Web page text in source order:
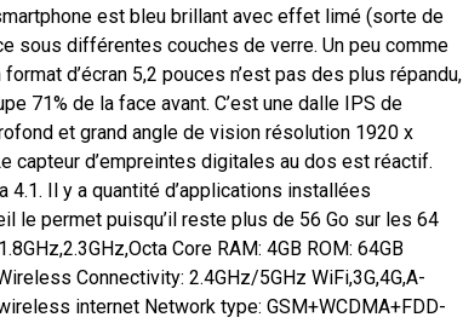
est bleu brillant avec effet limé (sorte de
sous différentes couches de verre. Un peu comme
d’écran 5,2 pouces n’est pas des plus répandu,
71% de la face avant. C’est une dalle IPS de
et grand angle de vision résolution 1920 x
capteur d’empreintes digitales au dos est réactif.
4.1. Il y a quantité d’applications installées
le permet puisqu’il reste plus de 56 Go sur les 64
Core RAM: 4GB ROM: 64GB
Connectivity: 2.4GHz/5GHz WiFi,3G,4G,A-
internet Network type: GSM+WCDMA+FDD-